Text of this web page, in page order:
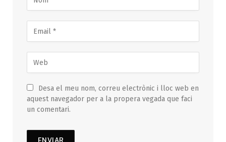
Desa el meu nom, correu electrònic i lloc web en
aquest navegador per a la propera vegada que faci
un comentari.